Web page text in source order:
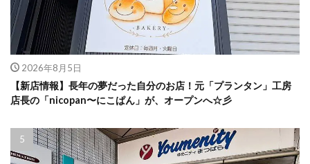
2026年8月5日
【新店情報】長年の夢だった自分のお店！元「プランタン」工房
店長の「nicopan〜にこぱん」が、オープンへ☆彡